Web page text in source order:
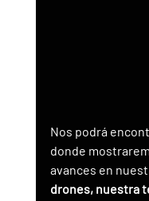
Nos podrá
donde
avances en
drones, nuestra